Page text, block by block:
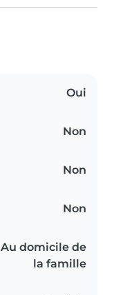
Oui
Non
Non
Non
Au domicile de
la famille